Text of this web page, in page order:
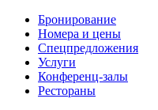
Бронирование
Номера и цены
Спецпредложения
Услуги
Конференц-залы
Рестораны